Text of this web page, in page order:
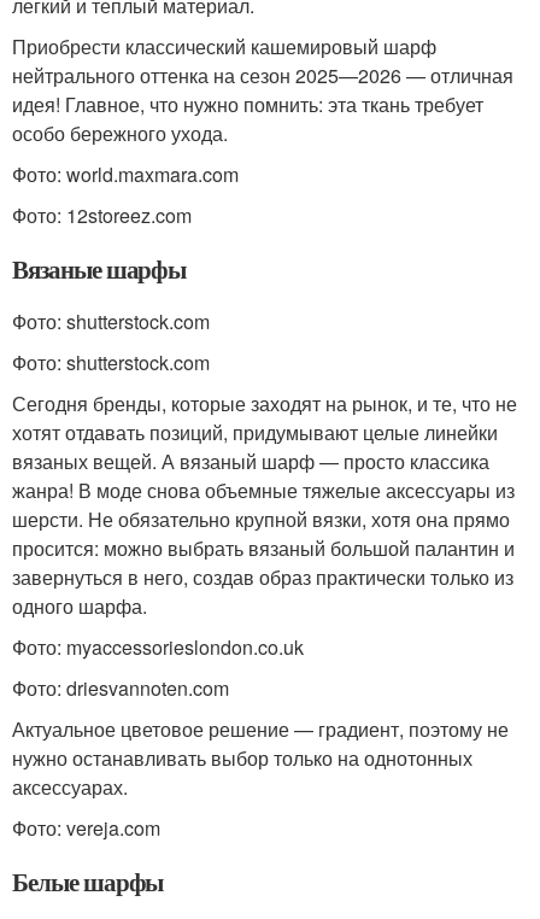
Приобрести классический кашемировый шарф
нейтрального оттенка на сезон 2025—2026 — отличная
идея! Главное, что нужно помнить: эта ткань требует
особо бережного ухода.
Фото: world.maxmara.com
Фото: 12storeez.com
Вязаные шарфы
Фото: shutterstock.com
Фото: shutterstock.com
Сегодня бренды, которые заходят на рынок, и те, что не
хотят отдавать позиций, придумывают целые линейки
вязаных вещей. А вязаный шарф — просто классика
жанра! В моде снова объемные тяжелые аксессуары из
шерсти. Не обязательно крупной вязки, хотя она прямо
просится: можно выбрать вязаный большой палантин и
завернуться в него, создав образ практически только из
одного шарфа.
Фото: myaccessorieslondon.co.uk
Фото: driesvannoten.com
Актуальное цветовое решение — градиент, поэтому не
нужно останавливать выбор только на однотонных
аксессуарах.
Фото: vereja.com
Белые шарфы